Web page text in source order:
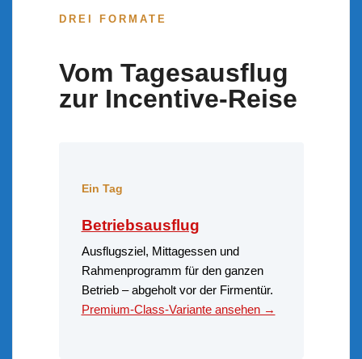
DREI FORMATE
Vom Tagesausflug
zur Incentive-Reise
Ein Tag
Betriebsausflug
Ausflugsziel, Mittagessen und
Rahmenprogramm für den ganzen
Betrieb – abgeholt vor der Firmentür.
Premium-Class-Variante ansehen →